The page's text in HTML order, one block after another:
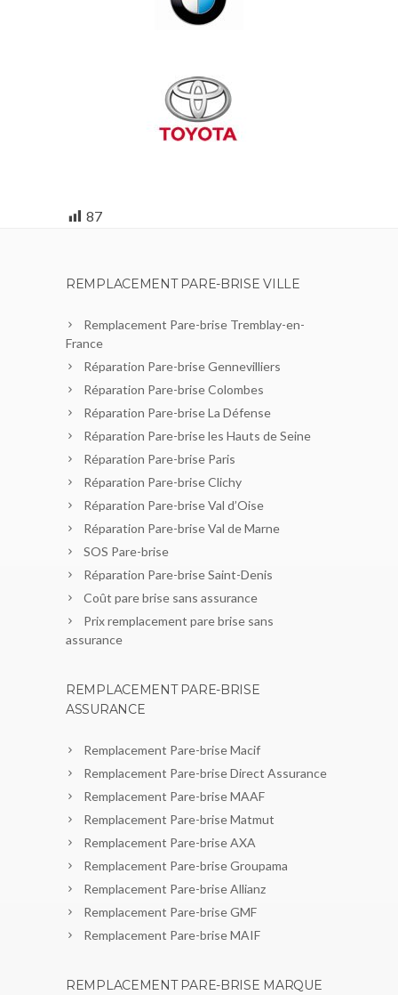
87
REMPLACEMENT PARE-BRISE VILLE
Remplacement Pare-brise Tremblay-en-
France
Réparation Pare-brise Gennevilliers
Réparation Pare-brise Colombes
Réparation Pare-brise La Défense
Réparation Pare-brise les Hauts de Seine
Réparation Pare-brise Paris
Réparation Pare-brise Clichy
Réparation Pare-brise Val d’Oise
Réparation Pare-brise Val de Marne
SOS Pare-brise
Réparation Pare-brise Saint-Denis
Coût pare brise sans assurance
Prix remplacement pare brise sans
assurance
REMPLACEMENT PARE-BRISE
ASSURANCE
Remplacement Pare-brise Macif
Remplacement Pare-brise Direct Assurance
Remplacement Pare-brise MAAF
Remplacement Pare-brise Matmut
Remplacement Pare-brise AXA
Remplacement Pare-brise Groupama
Remplacement Pare-brise Allianz
Remplacement Pare-brise GMF
Remplacement Pare-brise MAIF
REMPLACEMENT PARE-BRISE MARQUE